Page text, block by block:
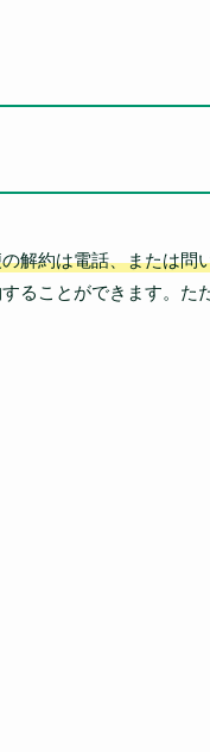
解約は電話、または問
ることができます。た